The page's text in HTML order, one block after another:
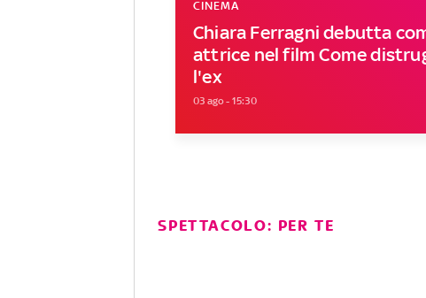
Chiara Ferragni debutta
attrice nel film Come
l'ex
CINEMA
03 ago - 15:30
SPETTACOLO: PER TE